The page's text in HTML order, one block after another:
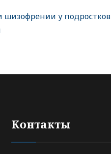
шизофрении у подростков
Контакты